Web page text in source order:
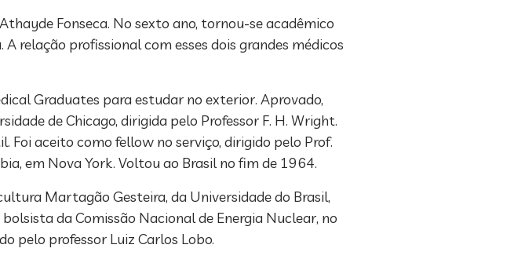
Fonseca. No sexto ano, tornou-se acadêmico
relação profissional com esses dois grandes médicos
Graduates para estudar no exterior. Aprovado,
de Chicago, dirigida pelo Professor F. H. Wright.
Foi aceito como fellow no serviço, dirigido pelo Prof.
em Nova York. Voltou ao Brasil no fim de 1964.
Martagão Gesteira, da Universidade do Brasil,
da Comissão Nacional de Energia Nuclear, no
pelo professor Luiz Carlos Lobo.